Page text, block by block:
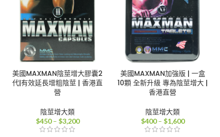
美國MAXMAN陰莖增大膠囊2
代|有效延長增粗陰莖 | 香港直
營
陰莖增大類
$450 – $3,200價
美國MAXMAN加強版 | 一盒
10顆 全新升級 專為陰莖增大 |
香港直營
陰莖增大類
$400 – $1,600價